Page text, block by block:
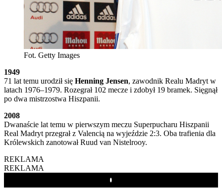
Fot. Getty Images
1949
71 lat temu urodził się Henning Jensen, zawodnik Realu Madryt w
latach 1976–1979. Rozegrał 102 mecze i zdobył 19 bramek. Sięgnął
po dwa mistrzostwa Hiszpanii.
2008
Dwanaście lat temu w pierwszym meczu Superpucharu Hiszpanii
Real Madryt przegrał z Valencią na wyjeździe 2:3. Oba trafienia dla
Królewskich zanotował Ruud van Nistelrooy.
REKLAMA
REKLAMA
Play